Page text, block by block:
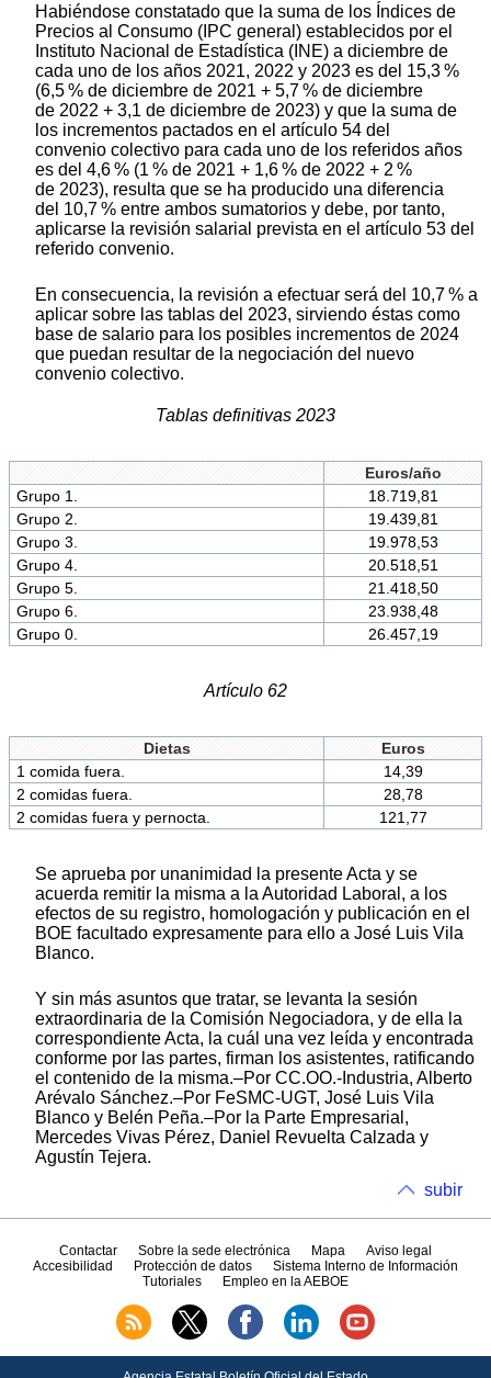
Habiéndose constatado que la suma de los Índices de
Precios al Consumo (IPC general) establecidos por el
Instituto Nacional de Estadística (INE) a diciembre de
cada uno de los años 2021, 2022 y 2023 es del 15,3 %
(6,5 % de diciembre de 2021 + 5,7 % de diciembre
de 2022 + 3,1 de diciembre de 2023) y que la suma de
los incrementos pactados en el artículo 54 del
convenio colectivo para cada uno de los referidos años
es del 4,6 % (1 % de 2021 + 1,6 % de 2022 + 2 %
de 2023), resulta que se ha producido una diferencia
del 10,7 % entre ambos sumatorios y debe, por tanto,
aplicarse la revisión salarial prevista en el artículo 53 del
referido convenio.
En consecuencia, la revisión a efectuar será del 10,7 % a
aplicar sobre las tablas del 2023, sirviendo éstas como
base de salario para los posibles incrementos de 2024
que puedan resultar de la negociación del nuevo
convenio colectivo.
Tablas definitivas 2023
Euros/año
Grupo 1.
18.719,81
Grupo 2.
19.439,81
Grupo 3.
19.978,53
Grupo 4.
20.518,51
Grupo 5.
21.418,50
Grupo 6.
23.938,48
Grupo 0.
26.457,19
Artículo 62
Dietas
Euros
1 comida fuera.
14,39
2 comidas fuera.
28,78
2 comidas fuera y pernocta.
121,77
Se aprueba por unanimidad la presente Acta y se
acuerda remitir la misma a la Autoridad Laboral, a los
efectos de su registro, homologación y publicación en el
BOE facultado expresamente para ello a José Luis Vila
Blanco.
Y sin más asuntos que tratar, se levanta la sesión
extraordinaria de la Comisión Negociadora, y de ella la
correspondiente Acta, la cuál una vez leída y encontrada
conforme por las partes, firman los asistentes, ratificando
el contenido de la misma.–Por CC.OO.-Industria, Alberto
Arévalo Sánchez.–Por FeSMC-UGT, José Luis Vila
Blanco y Belén Peña.–Por la Parte Empresarial,
Mercedes Vivas Pérez, Daniel Revuelta Calzada y
Agustín Tejera.
subir
Contactar Sobre la sede electrónica Mapa
Aviso legal
Accesibilidad
Protección de datos
Sistema Interno de Información
Tutoriales
Empleo en la AEBOE